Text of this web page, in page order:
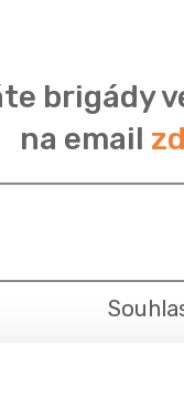
brigády
na email